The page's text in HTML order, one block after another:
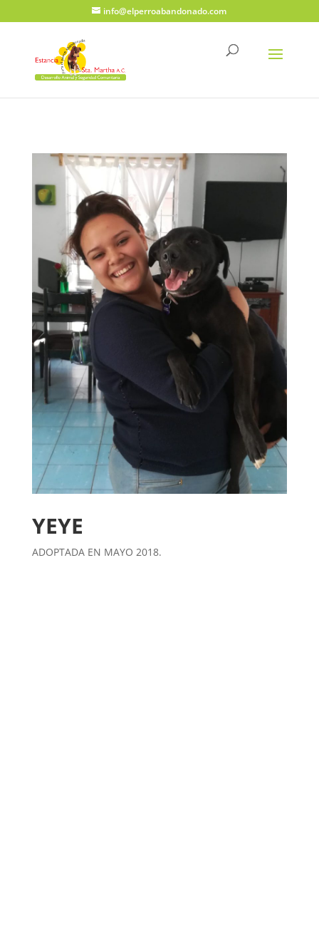
info@elperroabandonado.com
YEYE
ADOPTADA EN MAYO 2018.